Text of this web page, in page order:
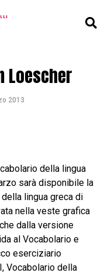
Loescher
2013
della lingua
sarà disponibile la
lingua greca di
nella veste grafica
dalla versione
al Vocabolario e
eserciziario
Vocabolario della